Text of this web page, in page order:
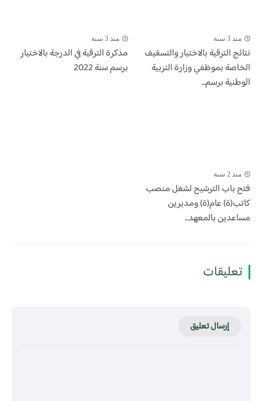
منذ 3 سنة
​نتائج الترقية بالاختيار والتسقيف
الخاصة بموظفي وزارة التربية
الوطنية برسم...
منذ 3 سنة
مذكرة الترقية في الدرجة بالاختيار
برسم سنة 2022
منذ 2 سنة
فتح باب الترشيح لشغل منصب
كاتب(ة) عام(ة) ومديرين
مساعدين بالمعهد...
تعليقات
إرسال تعليق